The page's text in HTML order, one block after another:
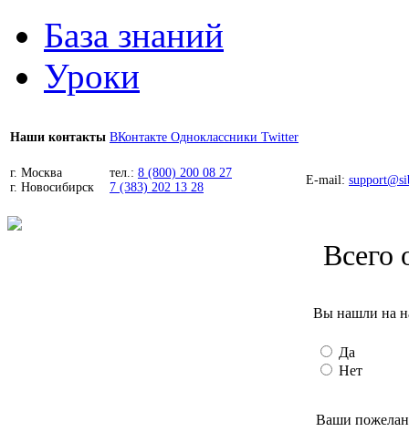
База знаний
Уроки
Наши контакты ВКонтакте Одноклассники Twitter
г. Москва
г. Новосибирск
тел.: 8 (800) 200 08 27
7 (383) 202 13 28
E-mail:
Всего
Вы нашли на
Да
Нет
Ваши